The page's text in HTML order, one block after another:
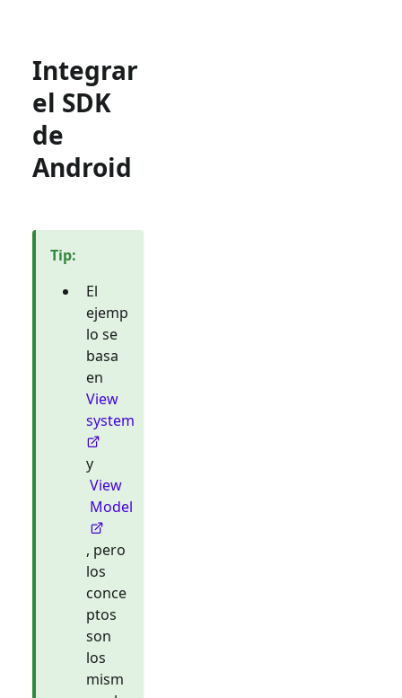
Integrar
el SDK
de
Android
Tip:
El
ejemp
lo se
basa
en
View
system
y
View
Model
, pero
los
conce
ptos
son
los
mism